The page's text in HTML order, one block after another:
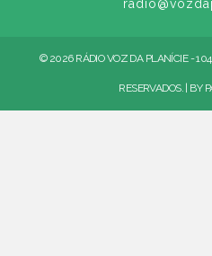
© 2026 RÁDIO VOZ DA PLANÍCIE -
RESERVADOS. | BY